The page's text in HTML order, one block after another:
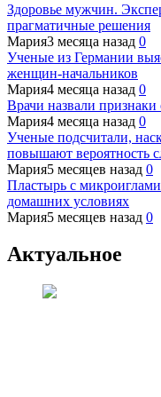
Здоровье мужчин.
прагматичные решения
Мария3 месяца назад 0
Ученые из Германии
женщин-начальников
Мария4 месяца назад 0
Врачи назвали признаки
Мария4 месяца назад 0
Ученые подсчитали,
повышают вероятность
Мария5 месяцев назад 0
Пластырь с
домашних условиях
Мария5 месяцев назад 0
Актуальное